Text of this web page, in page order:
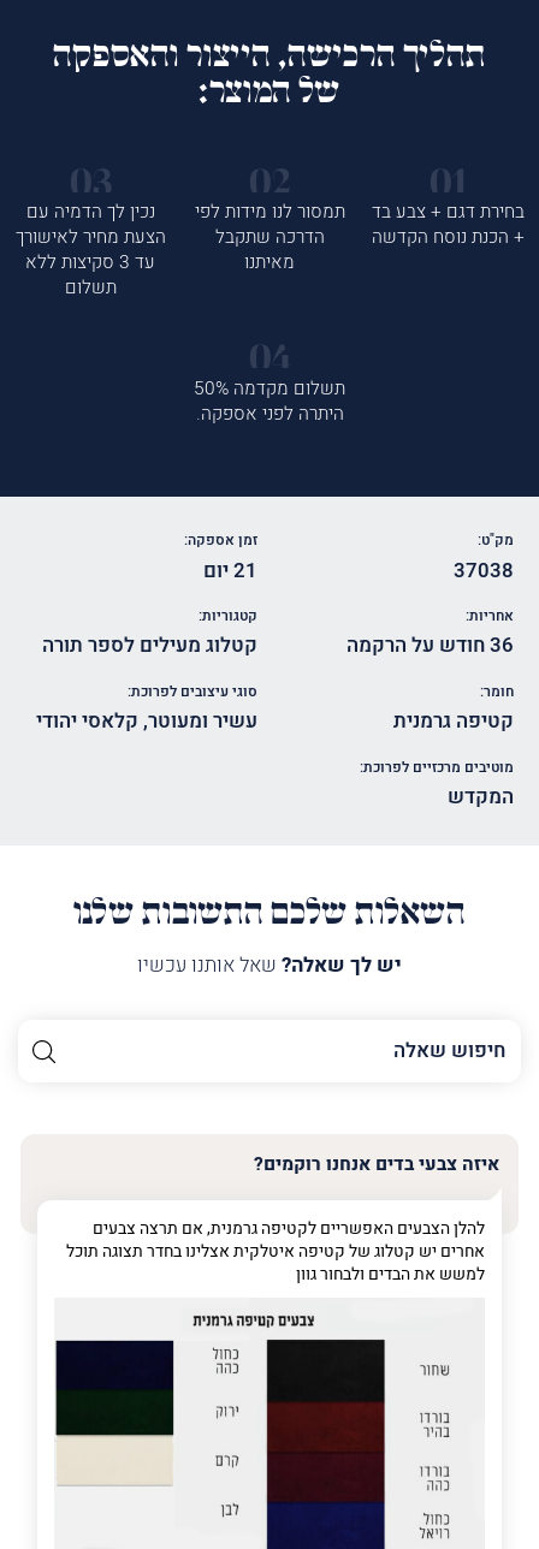
תהליך הרכישה, הייצור והאספקה
של המוצר:
בחירת דגם + צבע בד
+ הכנת נוסח הקדשה
תמסור לנו מידות לפי
הדרכה שתקבל
מאיתנו
נכין לך הדמיה עם
הצעת מחיר לאישורך
עד 3 סקיצות ללא
תשלום
תשלום מקדמה 50%
היתרה לפני אספקה.
מק"ט:
37038
זמן אספקה:
21 יום
אחריות:
36 חודש על הרקמה
קטגוריות:
קטלוג מעילים לספר תורה
חומר:
קטיפה גרמנית
סוגי עיצובים לפרוכת:
עשיר ומעוטר, קלאסי יהודי
מוטיבים מרכזיים לפרוכת:
המקדש
השאלות שלכם התשובות שלנו
יש לך שאלה? שאל אותנו עכשיו
השם
שלך
טלפון (חובה)
פרט על מה מדובר
איזה צבעי בדים אנחנו רוקמים?
להלן הצבעים האפשריים לקטיפה גרמנית, אם תרצה צבעים
אחרים יש קטלוג של קטיפה איטלקית אצלינו בחדר תצוגה תוכל
למשש את הבדים ולבחור גוון